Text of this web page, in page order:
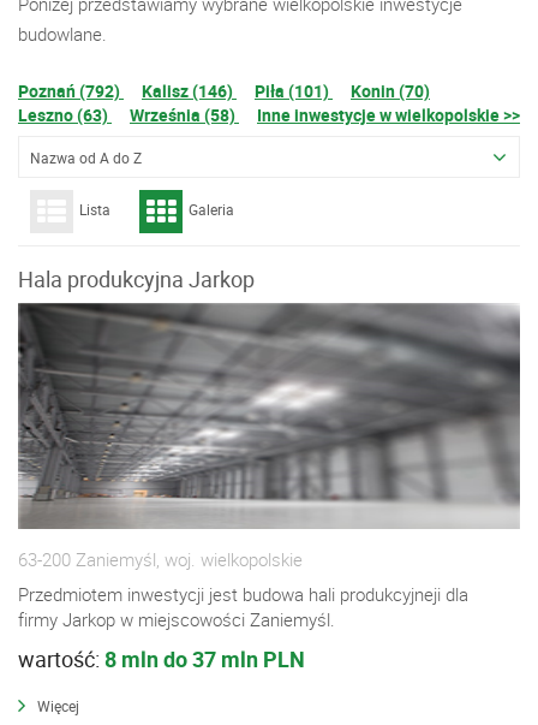
budowlane.
Poznań (792) Kalisz (146) Piła (101)
Konin (70)
Leszno (63)
Września (58) Inne inwestycje w wielkopolskie >>
Nazwa od A do Z
Lista Galeria
Hala produkcyjna Jarkop
63-200 Zaniemyśl, woj. wielkopolskie
Przedmiotem inwestycji jest budowa hali produkcyjneji dla
firmy Jarkop w miejscowości Zaniemyśl.
wartość: 8 mln do 37 mln PLN
Więcej